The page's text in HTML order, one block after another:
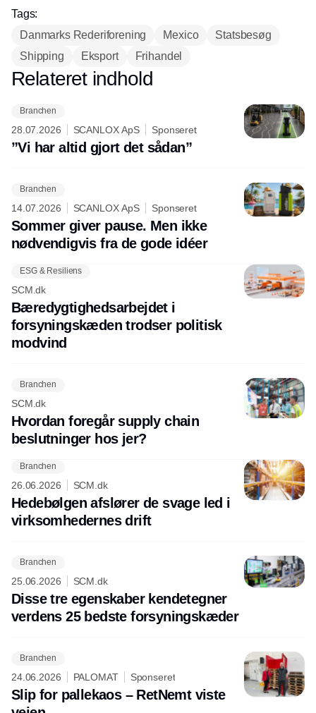
Tags:
Danmarks Rederiforening
Mexico
Statsbesøg
Shipping
Eksport Frihandel
Annonce
Relateret indhold
Branchen
28.07.2026 SCANLOX ApS Sponseret
”Vi har altid gjort det sådan”
Branchen
14.07.2026 SCANLOX ApS Sponseret
Sommer giver pause. Men ikke
nødvendigvis fra de gode idéer
ESG & Resiliens
SCM.dk
Bæredygtighedsarbejdet i
forsyningskæden trodser politisk
modvind
Branchen
SCM.dk
Hvordan foregår supply chain
beslutninger hos jer?
Branchen
26.06.2026 SCM.dk
Hedebølgen afslører de svage led i
virksomhedernes drift
Branchen
25.06.2026 SCM.dk
Disse tre egenskaber kendetegner
verdens 25 bedste forsyningskæder
Branchen
24.06.2026 PALOMAT Sponseret
Slip for pallekaos – RetNemt viste